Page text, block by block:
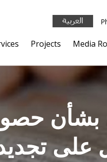
Projects Media
بشأن
على